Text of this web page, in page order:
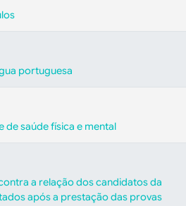
portuguesa
de saúde física e mental
a relação dos candidatos da
após a prestação das provas